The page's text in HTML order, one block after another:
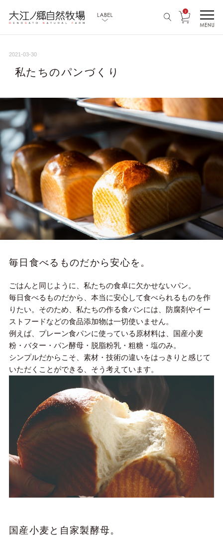
2
2021-03-30
私たちのパンづくり
毎日食べるものだから安心を。
ごはんと同じように、私たちの食卓に欠かせないパン。
毎日食べるものだから、本当に安心して食べられるものを作
りたい。そのため、私たちの作る食パンには、防腐剤やイー
ストフードなどの食品添加物は一切使いません。
例えば、プレーン食パンに使っている原材料は、国産小麦
粉・バター・パン酵母・脱脂粉乳・粗糖・塩のみ。
シンプルだからこそ、素材・技術の違いをはっきりと感じて
いただくことができる、そう考えています。
国産小麦と自家製酵母。